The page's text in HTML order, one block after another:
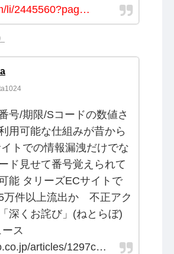
li/2445560?pag…
号/期限/Sコードの数値さ
用可能な仕組みが昔から
トでの情報漏洩だけでな
ド見せて番号覚えられて
能 タリーズECサイトで
万件以上流出か 不正アク
くお詫び」(ねとらぼ)
ス
articles/1297c…